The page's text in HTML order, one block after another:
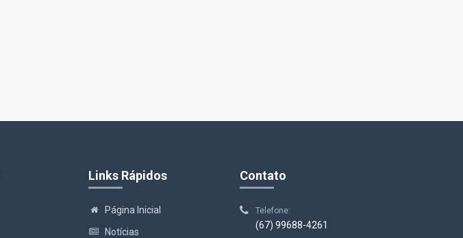
Links Rápidos
Página Inicial
Notícias
Contato
Telefone:
(67) 99688-4261